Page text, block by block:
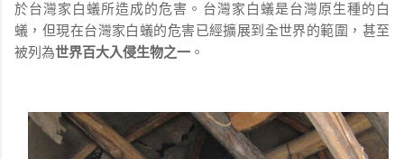
於台灣家白蟻所造成的危害。台灣家白蟻是台灣原生種的白
蟻，但現在台灣家白蟻的危害已經擴展到全世界的範圍，甚至
被列為世界百大入侵生物之一 。